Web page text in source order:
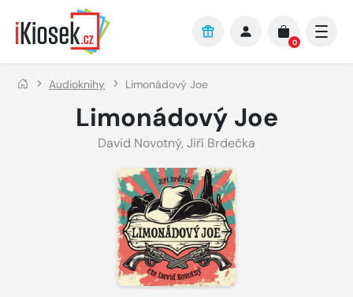
Přejít na hlavní obsah
0
Audioknihy Limonádový Joe
Limonádový Joe
David Novotný, Jiří Brdečka